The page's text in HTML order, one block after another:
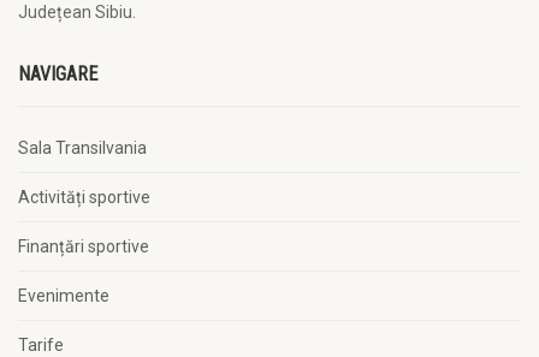
Județean Sibiu.
NAVIGARE
Sala Transilvania
Activități sportive
Finanțări sportive
Evenimente
Tarife